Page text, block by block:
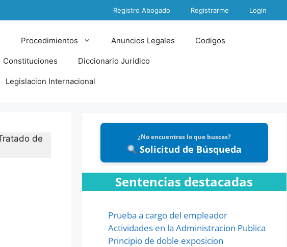
Registro Abogado Registrarme Login
Procedimientos Anuncios Legales Codigos
Constituciones Diccionario Juridico
Legislacion Internacional
de
¿No encuentras lo que buscas?
Solicitud de Búsqueda
Sentencias destacadas
Prueba a cargo del empleador
Actividades en la Administracion Publica
Principio de doble exposicion